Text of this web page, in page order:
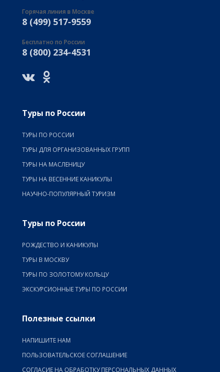
Горячая линия в Москве
8 (499) 517-9559
Бесплатно по России
8 (800) 234-4531
Туры по России
ТУРЫ ПО РОССИИ
ТУРЫ ДЛЯ ОРГАНИЗОВАННЫХ ГРУПП
ТУРЫ НА МАСЛЕНИЦУ
ТУРЫ НА ВЕСЕННИЕ КАНИКУЛЫ
НАУЧНО-ПОПУЛЯРНЫЙ ТУРИЗМ
Туры по России
РОЖДЕСТВО И КАНИКУЛЫ
ТУРЫ В МОСКВУ
ТУРЫ ПО ЗОЛОТОМУ КОЛЬЦУ
ЭКСКУРСИОННЫЕ ТУРЫ ПО РОССИИ
Полезные ссылки
НАПИШИТЕ НАМ
ПОЛЬЗОВАТЕЛЬСКОЕ СОГЛАШЕНИЕ
СОГЛАСИЕ НА ОБРАБОТКУ ПЕРСОНАЛЬНЫХ ДАННЫХ